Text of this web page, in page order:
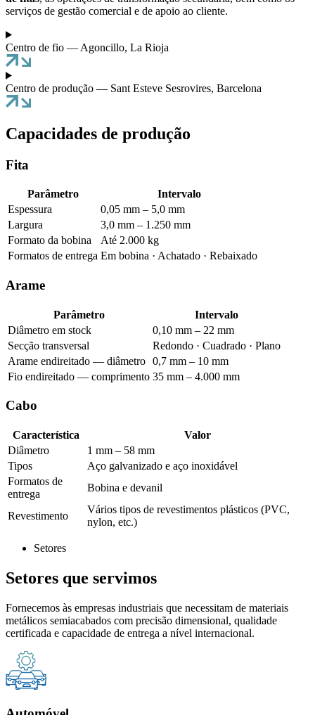
serviços de gestão comercial e de apoio ao cliente.
Centro de fio — Agoncillo, La Rioja
Centro de produção — Sant Esteve Sesrovires, Barcelona
Capacidades de produção
Fita
Parâmetro
Intervalo
Espessura
0,05 mm – 5,0 mm
Largura
3,0 mm – 1.250 mm
Formato da bobina
Até 2.000 kg
Formatos de entrega Em bobina · Achatado · Rebaixado
Arame
Parâmetro
Intervalo
Diâmetro em stock
0,10 mm – 22 mm
Secção transversal
Redondo · Cuadrado · Plano
Arame endireitado — diâmetro 0,7 mm – 10 mm
Fio endireitado — comprimento 35 mm – 4.000 mm
Cabo
Característica
Valor
Diâmetro
1 mm – 58 mm
Tipos
Aço galvanizado e aço inoxidável
Formatos de
entrega
Bobina e devanil
Revestimento
Vários tipos de revestimentos plásticos (PVC,
nylon, etc.)
Setores
Setores que servimos
Fornecemos às empresas industriais que necessitam de materiais
metálicos semiacabados com precisão dimensional, qualidade
certificada e capacidade de entrega a nível internacional.